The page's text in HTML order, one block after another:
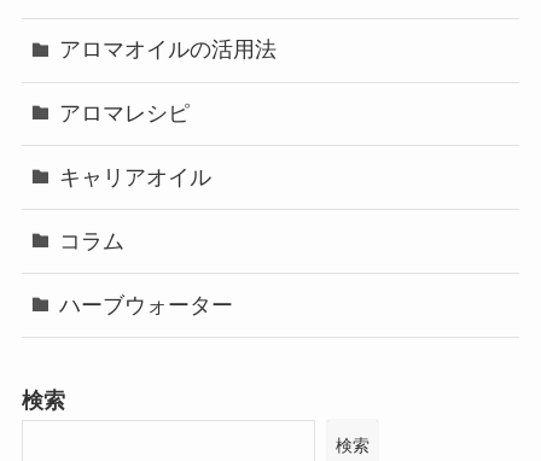
アロマオイルの活用法
アロマレシピ
キャリアオイル
コラム
ハーブウォーター
検索
検索